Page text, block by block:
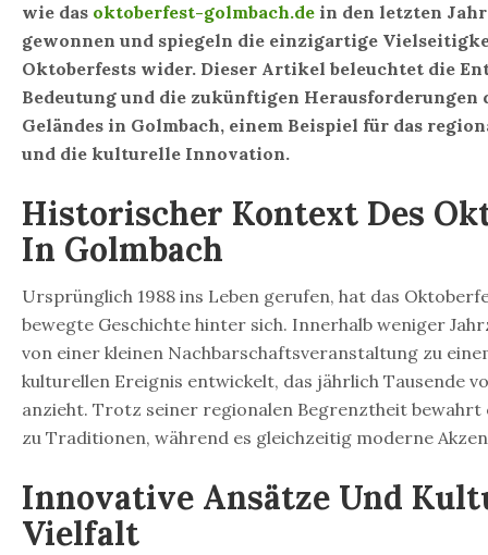
wie das oktoberfest-golmbach.de in den letzten
gewonnen und spiegeln die einzigartige
Oktoberfests wider. Dieser Artikel beleuchtet die
Bedeutung und die zukünftigen Herausforderungen
Geländes in Golmbach, einem Beispiel für das
und die kulturelle Innovation.
Historischer Kontext Des
In Golmbach
Ursprünglich 1988 ins Leben gerufen, hat das
bewegte Geschichte hinter sich. Innerhalb weniger
von einer kleinen Nachbarschaftsveranstaltung zu
kulturellen Ereignis entwickelt, das jährlich Tausende
anzieht. Trotz seiner regionalen Begrenztheit bewahrt
zu Traditionen, während es gleichzeitig moderne
Innovative Ansätze Und
Vielfalt